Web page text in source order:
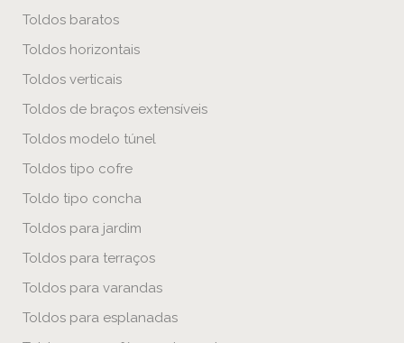
Toldos baratos
Toldos horizontais
Toldos verticais
Toldos de braços extensíveis
Toldos modelo túnel
Toldos tipo cofre
Toldo tipo concha
Toldos para jardim
Toldos para terraços
Toldos para varandas
Toldos para esplanadas